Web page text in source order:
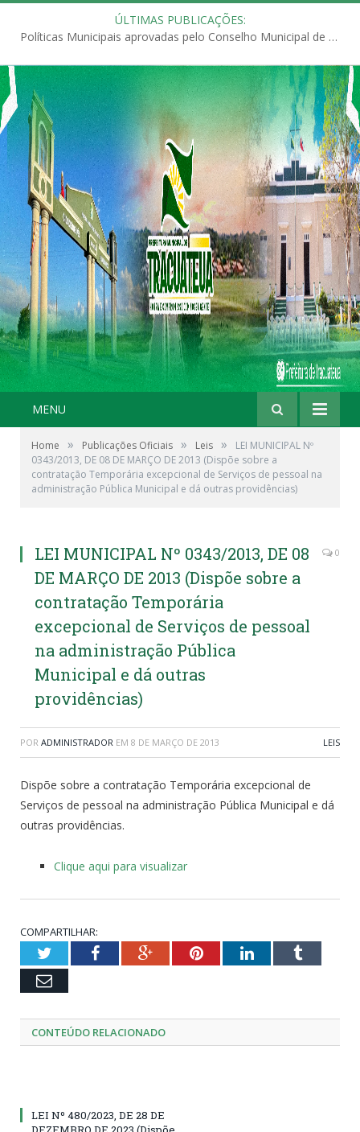
ÚLTIMAS PUBLICAÇÕES:
Políticas Municipais aprovadas pelo Conselho Municipal de Educação (CME)
MENU
Home » Publicações Oficiais » Leis »
LEI MUNICIPAL Nº
0343/2013, DE 08 DE MARÇO DE 2013 (Dispõe sobre a
contratação Temporária excepcional de Serviços de pessoal na
administração Pública Municipal e dá outras providências)
LEI MUNICIPAL Nº 0343/2013, DE 08
DE MARÇO DE 2013 (Dispõe sobre a
contratação Temporária
excepcional de Serviços de pessoal
na administração Pública
Municipal e dá outras
providências)
0
POR ADMINISTRADOR EM 8 DE MARÇO DE 2013 LEIS
Dispõe sobre a contratação Temporária excepcional de
Serviços de pessoal na administração Pública Municipal e dá
outras providências.
Clique aqui para visualizar
COMPARTILHAR:
TwitterFacebookGoogle+PinterestLinkedInTumblr
Email
CONTEÚDO RELACIONADO
LEI Nº 480/2023, DE 28 DE